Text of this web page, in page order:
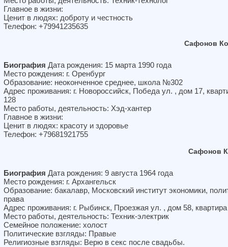
Главное в жизни:
Ценит в людях: доброту и честность
Телефон: +79941235635
Сафонов
Биография Дата рождения: 15 марта 1990 года
Место рождения: г. Оренбург
Образование: неоконченное среднее, школа №302
Адрес проживания: г. Новороссийск, Победа ул. , дом 17,
128
Место работы, деятельность: Хэд-хантер
Главное в жизни:
Ценит в людях: красоту и здоровье
Телефон: +79681921755
Сафонов
Биография Дата рождения: 9 августа 1964 года
Место рождения: г. Архангельск
Образование: бакалавр, Московский институт экономики,
права
Адрес проживания: г. Рыбинск, Проезжая ул. , дом 58,
Место работы, деятельность: Техник-электрик
Семейное положение: холост
Политические взгляды: Правые
Религиозные взгляды: Верю в секс после свадьбы.